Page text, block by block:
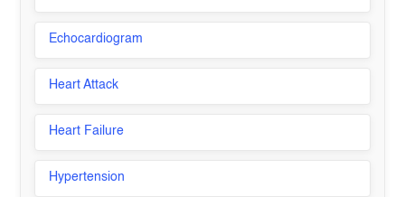
Echocardiogram
Heart Attack
Heart Failure
Hypertension